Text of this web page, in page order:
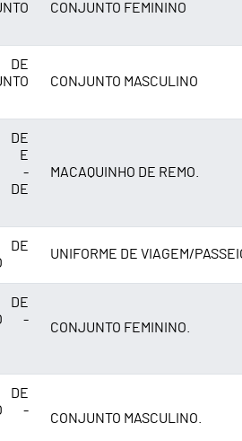
CONJUNTO FEMININO
CONJUNTO MASCULINO
E
-
DE
MACAQUINHO DE REMO.
UNIFORME DE VIAGEM/
-
CONJUNTO FEMININO.
-
CONJUNTO MASCULINO.